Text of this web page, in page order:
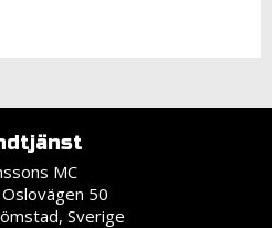
MC
50
Sverige